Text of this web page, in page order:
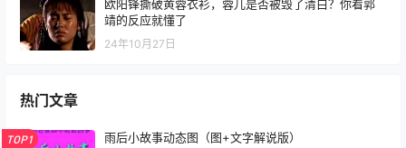
欧阳锋撕破黄蓉衣衫，蓉儿是否被毁了清白？你看郭
靖的反应就懂了
24年10月27日
热门文章
TOP1 雨后小故事动态图（图+文字解说版）